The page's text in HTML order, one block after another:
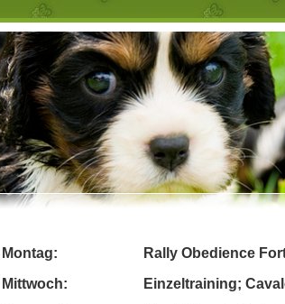
Montag:
Mittwoch:
Rally Obedience
Einzeltraining;